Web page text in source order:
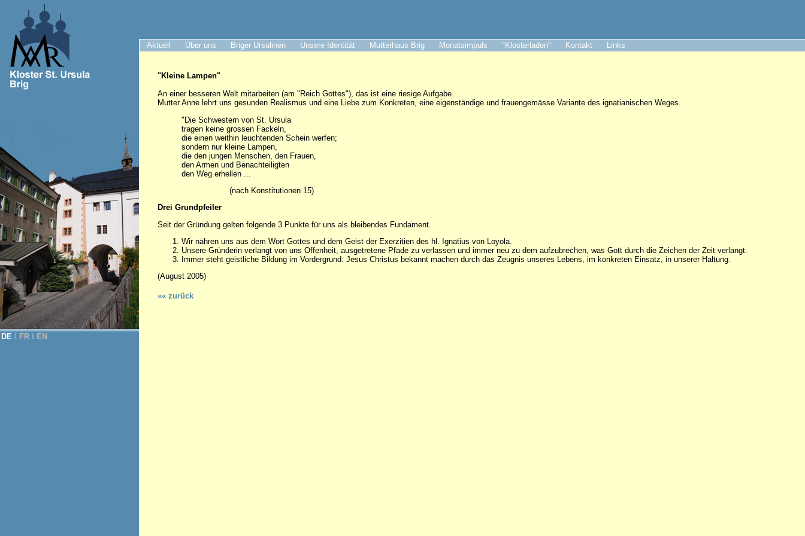
Aktuell Über uns Briger Ursulinen Unsere Identität Mutterhaus Brig Monatsimpuls "Klosterladen" Kontakt Links
DE FR EN
"Kleine Lampen"
An einer besseren Welt mitarbeiten (am "Reich Gottes"), das ist eine riesige Aufgabe.
Mutter Anne lehrt uns gesunden Realismus und eine Liebe zum Konkreten, eine eigenständige und frauengemässe Variante des ignatianischen Weges.
"Die Schwestern von St. Ursula
tragen keine grossen Fackeln,
die einen weithin leuchtenden Schein werfen;
sondern nur kleine Lampen,
die den jungen Menschen, den Frauen,
den Armen und Benachteiligten
den Weg erhellen ...
(nach Konstitutionen 15)
Drei Grundpfeiler
Seit der Gründung gelten folgende 3 Punkte für uns als bleibendes Fundament.
Wir nähren uns aus dem Wort Gottes und dem Geist der Exerzitien des hl. Ignatius von Loyola.
Unsere Gründerin verlangt von uns Offenheit, ausgetretene Pfade zu verlassen und immer neu zu dem aufzubrechen, was Gott durch die Zeichen der Zeit verlangt.
Immer steht geistliche Bildung im Vordergrund: Jesus Christus bekannt machen durch das Zeugnis unseres Lebens, im konkreten Einsatz, in unserer Haltung.
(August 2005)
«« zurück